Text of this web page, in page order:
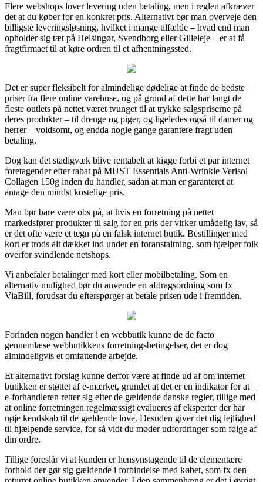
Flere webshops lover levering uden betaling, men i reglen afkræver
det at du køber for en konkret pris. Alternativt bør man overveje den
billigste leveringsløsning, hvilket i mange tilfælde – hvad end man
opholder sig tæt på Helsingør, Svendborg eller Gilleleje – er at få
fragtfirmaet til at køre ordren til et afhentningssted.
Det er super fleksibelt for almindelige dødelige at finde de bedste
priser fra flere online varehuse, og på grund af dette har langt de
fleste outlets på nettet været tvunget til at trykke salgspriserne på
deres produkter – til drenge og piger, og ligeledes også til damer og
herrer – voldsomt, og endda nogle gange garantere fragt uden
betaling.
Dog kan det stadigvæk blive rentabelt at kigge forbi et par internet
foretagender efter rabat på MUST Essentials Anti-Wrinkle Verisol
Collagen 150g inden du handler, sådan at man er garanteret at
antage den mindst kostelige pris.
Man bør bare være obs på, at hvis en forretning på nettet
markedsfører produkter til salg for en pris der virker umådelig lav, så
er det ofte være et tegn på en falsk internet butik. Bestillinger med
kort er trods alt dækket ind under en foranstaltning, som hjælper folk
overfor svindlende netshops.
Vi anbefaler betalinger med kort eller mobilbetaling. Som en
alternativ mulighed bør du anvende en afdragsordning som fx
ViaBill, forudsat du efterspørger at betale prisen ude i fremtiden.
Forinden nogen handler i en webbutik kunne de de facto
gennemlæse webbutikkens forretningsbetingelser, det er dog
almindeligvis et omfattende arbejde.
Et alternativt forslag kunne derfor være at finde ud af om internet
butikken er støttet af e-mærket, grundet at det er en indikator for at
e-forhandleren retter sig efter de gældende danske regler, tillige med
at online forretningen regelmæssigt evalueres af eksperter der har
nøje kendskab til de gældende love. Desuden giver det dig lejlighed
til hjælpende service, for så vidt du møder udfordringer som følge af
din ordre.
Tillige foreslår vi at kunden er hensynstagende til de elementære
forhold der gør sig gældende i forbindelse med købet, som fx den